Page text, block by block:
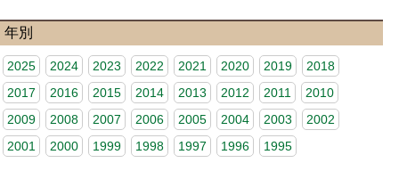
年別
2025 2024 2023 2022 2021 2020 2019
2018
2017
2016 2015 2014 2013 2012 2011
2010
2009
2008 2007 2006 2005 2004 2003
2002
2001
2000 1999 1998 1997 1996 1995